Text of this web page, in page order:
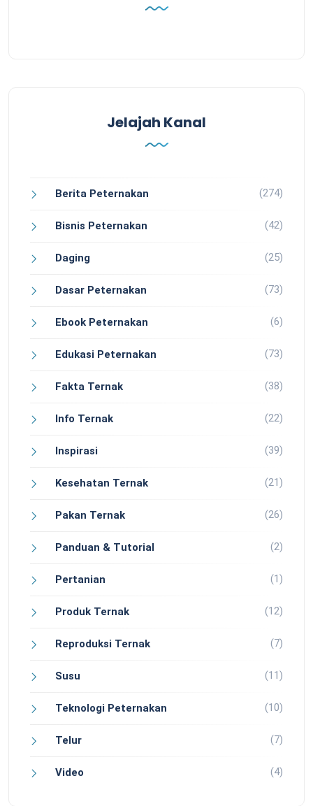
Jelajah Kanal
Berita Peternakan (274)
Bisnis Peternakan (42)
Daging (25)
Dasar Peternakan (73)
Ebook Peternakan (6)
Edukasi Peternakan (73)
Fakta Ternak (38)
Info Ternak (22)
Inspirasi (39)
Kesehatan Ternak (21)
Pakan Ternak (26)
Panduan & Tutorial (2)
Pertanian (1)
Produk Ternak (12)
Reproduksi Ternak (7)
Susu (11)
Teknologi Peternakan (10)
Telur (7)
Video (4)